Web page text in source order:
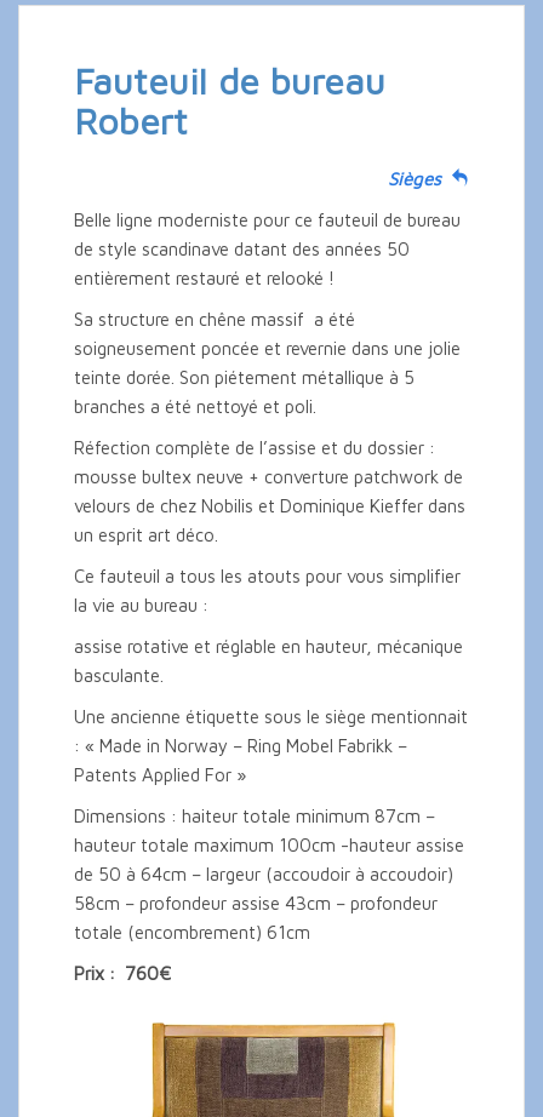
Fauteuil de bureau
Robert
Sièges
Belle ligne moderniste pour ce fauteuil de bureau
de style scandinave datant des années 50
entièrement restauré et relooké !
Sa structure en chêne massif a été
soigneusement poncée et revernie dans une jolie
teinte dorée. Son piétement métallique à 5
branches a été nettoyé et poli.
Réfection complète de l’assise et du dossier :
mousse bultex neuve + converture patchwork de
velours de chez Nobilis et Dominique Kieffer dans
un esprit art déco.
Ce fauteuil a tous les atouts pour vous simplifier
la vie au bureau :
assise rotative et réglable en hauteur, mécanique
basculante.
Une ancienne étiquette sous le siège mentionnait
: « Made in Norway – Ring Mobel Fabrikk –
Patents Applied For »
Dimensions : haiteur totale minimum 87cm –
hauteur totale maximum 100cm -hauteur assise
de 50 à 64cm – largeur (accoudoir à accoudoir)
58cm – profondeur assise 43cm – profondeur
totale (encombrement) 61cm
Prix : 760€